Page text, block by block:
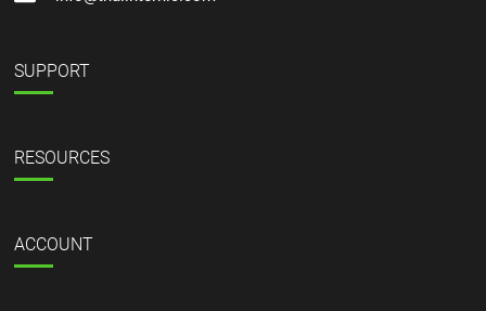
SUPPORT
RESOURCES
ACCOUNT